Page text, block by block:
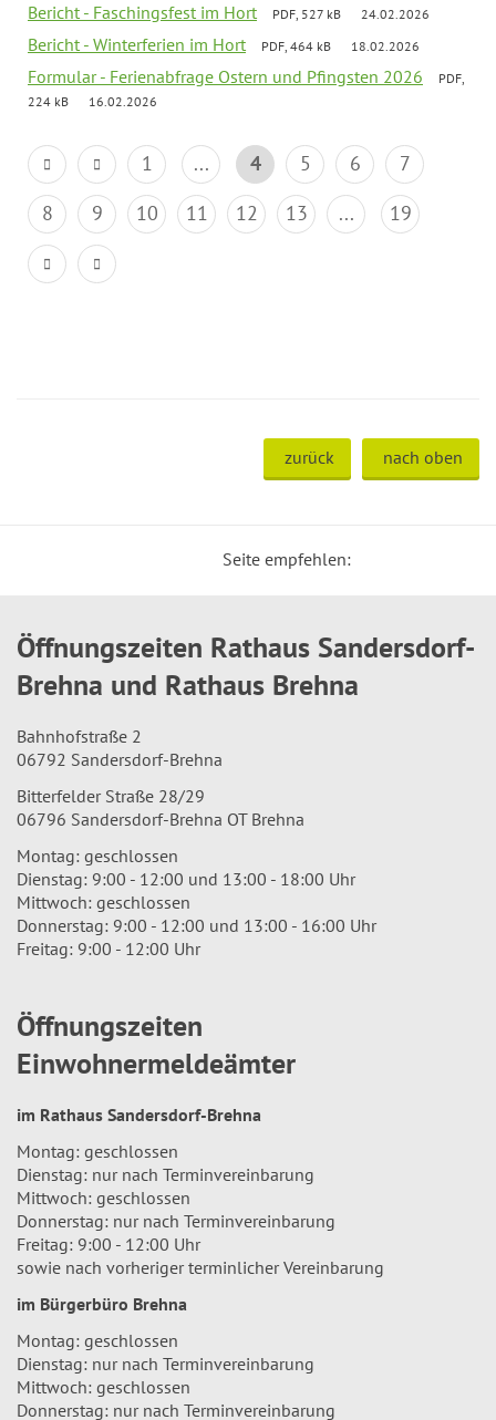
Bericht - Faschingsfest im Hort PDF, 527 kB 24.02.2026
Bericht - Winterferien im Hort PDF, 464 kB 18.02.2026
Formular - Ferienabfrage Ostern und Pfingsten 2026
PDF,
224 kB
16.02.2026
1 ... 4 5 6
7
8
9 10 11 12 13 ... 19
zurück nach oben
Seite empfehlen:
Öffnungszeiten Rathaus Sandersdorf-
Brehna und Rathaus Brehna
Bahnhofstraße 2
06792 Sandersdorf-Brehna
Bitterfelder Straße 28/29
06796 Sandersdorf-Brehna OT Brehna
Montag: geschlossen
Dienstag: 9:00 - 12:00 und 13:00 - 18:00 Uhr
Mittwoch: geschlossen
Donnerstag: 9:00 - 12:00 und 13:00 - 16:00 Uhr
Freitag: 9:00 - 12:00 Uhr
Öffnungszeiten
Einwohnermeldeämter
im Rathaus Sandersdorf-Brehna
Montag: geschlossen
Dienstag: nur nach Terminvereinbarung
Mittwoch: geschlossen
Donnerstag: nur nach Terminvereinbarung
Freitag: 9:00 - 12:00 Uhr
sowie nach vorheriger terminlicher Vereinbarung
im Bürgerbüro Brehna
Montag: geschlossen
Dienstag: nur nach Terminvereinbarung
Mittwoch: geschlossen
Donnerstag: nur nach Terminvereinbarung